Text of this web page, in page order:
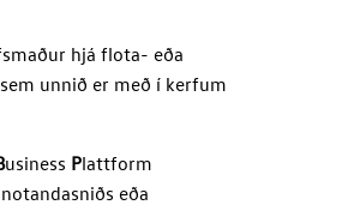
hjá flota- eða
unnið er með í kerfum
usiness Plattform
eða